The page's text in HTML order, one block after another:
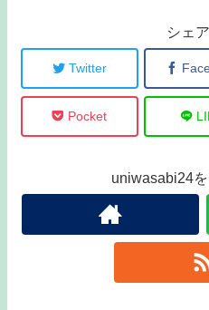
シェ
Twitter
Pocket
uniwasabi24